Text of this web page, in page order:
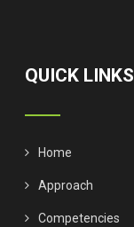
QUICK LINKS
Home
Approach
Competencies